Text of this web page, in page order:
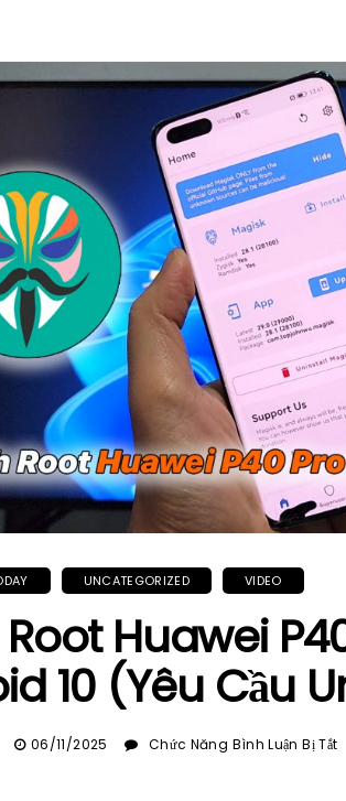
UNCATEGORIZED VIDEO
Huawei
10 (Yêu Cầu
06/11/2025 Chức Năng Bình Luận Bị Tắt